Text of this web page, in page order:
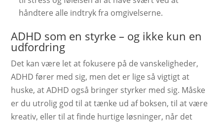
håndtere alle indtryk fra omgivelserne.
ADHD som en styrke – og ikke kun en
udfordring
Det kan være let at fokusere på de vanskeligheder,
ADHD fører med sig, men det er lige så vigtigt at
huske, at ADHD også bringer styrker med sig. Måske
er du utrolig god til at tænke ud af boksen, til at være
kreativ, eller til at finde hurtige løsninger, når det